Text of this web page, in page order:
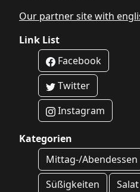
Our partner site with
Link List
Facebook
Twitter
Instagram
Kategorien
Mittag-/Abendessen
Süßigkeiten
Salat